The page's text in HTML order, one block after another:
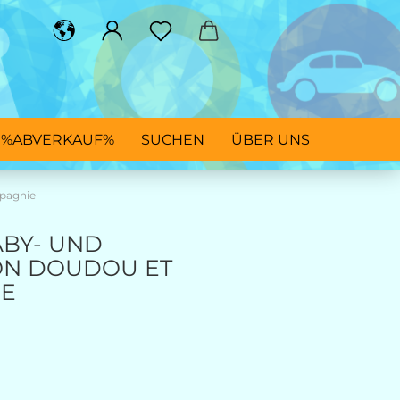
%ABVERKAUF% SUCHEN ÜBER UNS
UND
DOUDOU ET